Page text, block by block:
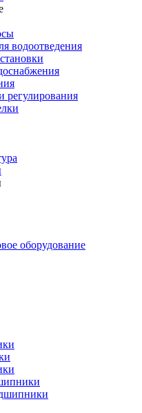
водоотведения
регулирования
оборудование